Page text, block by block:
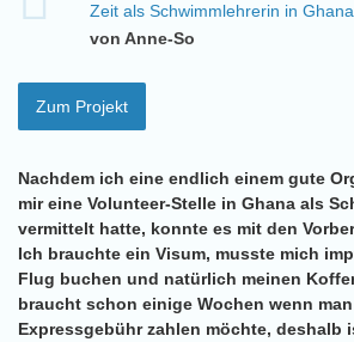
Zeit als Schwimmlehrerin in Ghana
von Anne-So
Zum Projekt
Nachdem ich eine endlich einem gute
mir eine Volunteer-Stelle in Ghana als
vermittelt hatte, konnte es mit den
Ich brauchte ein Visum, musste mich
Flug buchen und natürlich meinen
braucht schon einige Wochen wenn
Expressgebühr zahlen möchte, deshalb